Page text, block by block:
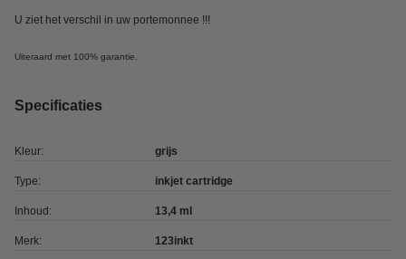
U ziet het verschil in uw portemonnee !!!
Uiteraard met 100% garantie.
Specificaties
Kleur: grijs
Type: inkjet cartridge
Inhoud: 13,4 ml
Merk: 123inkt